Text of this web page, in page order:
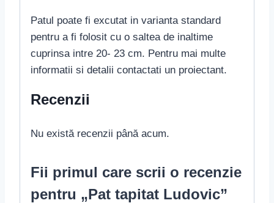
Patul poate fi excutat in varianta standard
pentru a fi folosit cu o saltea de inaltime
cuprinsa intre 20- 23 cm. Pentru mai multe
informatii si detalii contactati un proiectant.
Recenzii
Nu există recenzii până acum.
Fii primul care scrii o recenzie
pentru „Pat tapitat Ludovic”